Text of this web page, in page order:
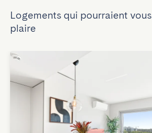
Logements qui pourraient vous
plaire